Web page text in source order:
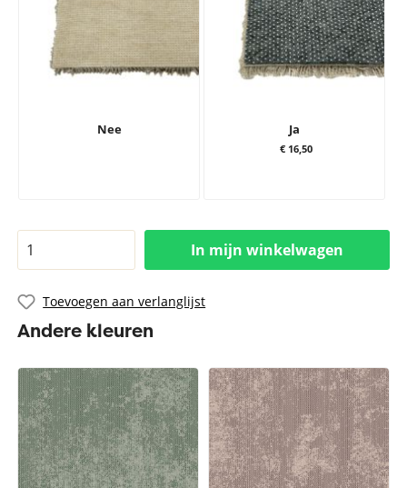
Nee Ja
€ 16,50
In mijn winkelwagen
Toevoegen aan verlanglijst
Andere kleuren